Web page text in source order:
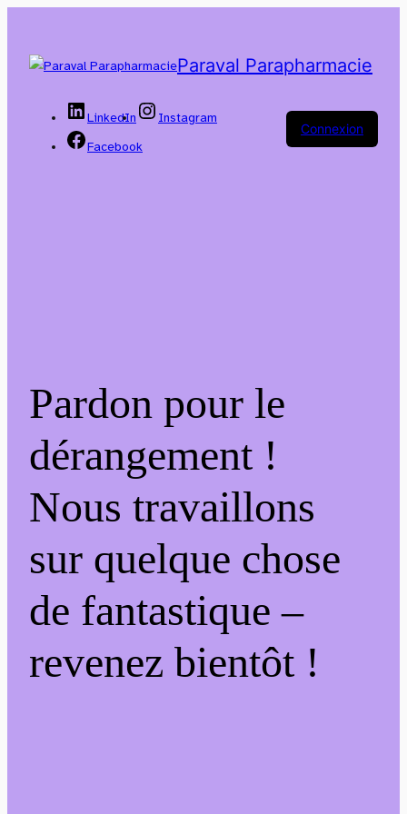
Paraval Parapharmacie
LinkedIn
Instagram
Facebook
Connexion
Pardon pour le
dérangement !
Nous travaillons
sur quelque chose
de fantastique –
revenez bientôt !